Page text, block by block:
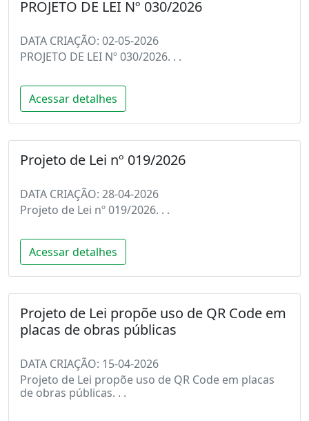
PROJETO DE LEI Nº 030/2026
DATA CRIAÇÃO: 02-05-2026
PROJETO DE LEI Nº 030/2026. . .
Acessar detalhes
Projeto de Lei nº 019/2026
DATA CRIAÇÃO: 28-04-2026
Projeto de Lei nº 019/2026. . .
Acessar detalhes
Projeto de Lei propõe uso de QR Code em
placas de obras públicas
DATA CRIAÇÃO: 15-04-2026
Projeto de Lei propõe uso de QR Code em placas
de obras públicas. . .